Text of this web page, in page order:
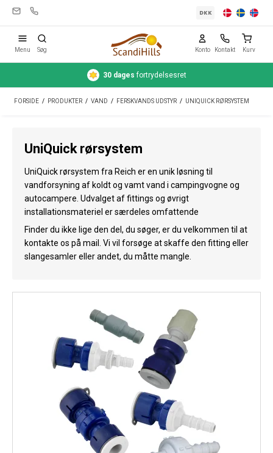
Telte
Rengøring & pleje
Rejseudstyr
Bil & trailer
Gas
Vand
Vejrstationer
Reservedele
DKK
Menu Søg Konto Kontakt Kurv
Hurtiglevering 1-3 hverdage
FORSIDE / PRODUKTER / VAND / FERSKVANDS UDSTYR / UNIQUICK RØRSYSTEM
UniQuick rørsystem
UniQuick rørsystem fra Reich er en unik løsning til
vandforsyning af koldt og vamt vand i campingvogne og
autocampere. Udvalget af fittings og øvrigt
installationsmateriel er særdeles omfattende
Finder du ikke lige den del, du søger, er du velkommen til at
kontakte os på mail. Vi vil forsøge at skaffe den fitting eller
slangesamler eller andet, du måtte mangle.